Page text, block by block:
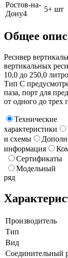
Ростов-на-
Дону4
5+ шт
Общее
Ресивер
вертикальных
10,0 до 250,0
Тип C
паза, порт для
от одного до трех
Технические
характеристики
и схемы
информация
Сертификаты
Модельный
ряд
Производитель
Тип
Вид
Соединительный